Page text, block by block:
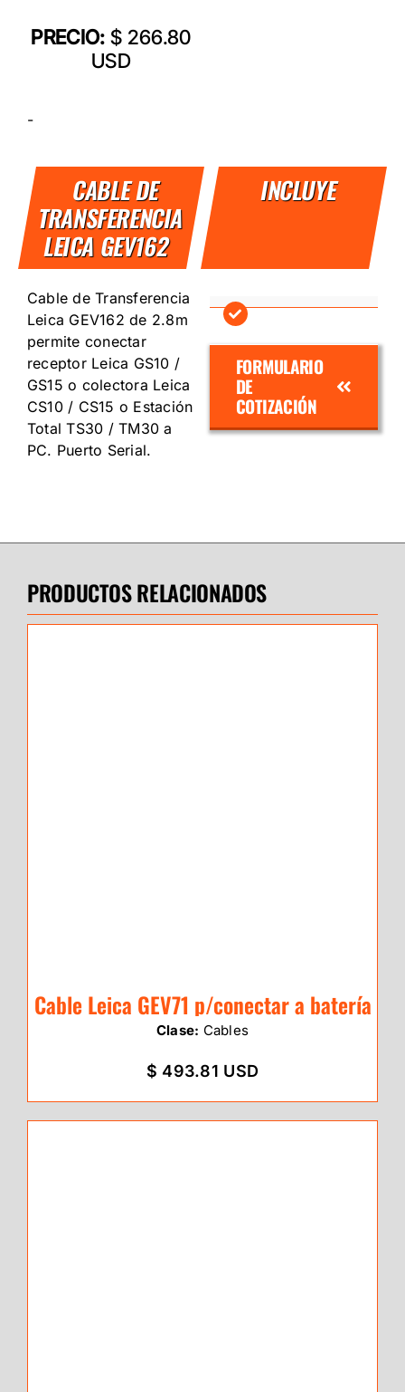
PRECIO: $ 266.80
USD
-
CABLE DE
TRANSFERENCIA
LEICA GEV162
INCLUYE
Cable de Transferencia
Leica GEV162 de 2.8m
permite conectar
receptor Leica GS10 /
GS15 o colectora Leica
CS10 / CS15 o Estación
Total TS30 / TM30 a
PC. Puerto Serial.
FORMULARIO
DE
COTIZACIÓN
PRODUCTOS RELACIONADOS
Cable Leica GEV71 p/conectar a batería
Clase: Cables
$ 493.81 USD